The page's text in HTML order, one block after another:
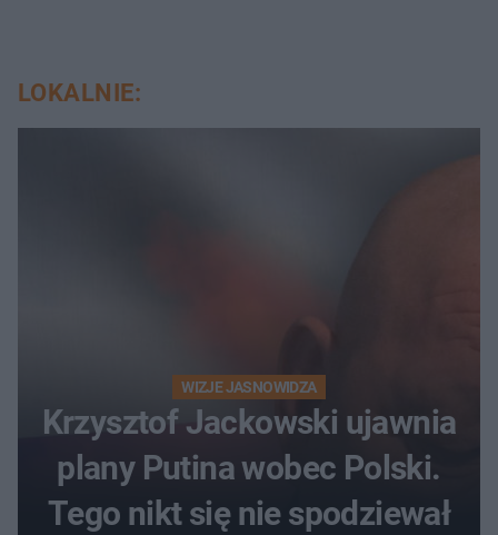
LOKALNIE:
WIZJE JASNOWIDZA
Krzysztof Jackowski ujawnia
plany Putina wobec Polski.
Tego nikt się nie spodziewał